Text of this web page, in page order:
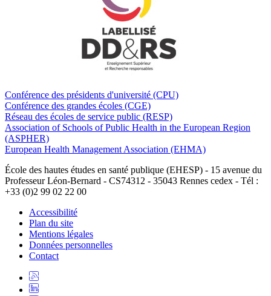
Conférence des présidents d'université (CPU)
Conférence des grandes écoles (CGE)
Réseau des écoles de service public (RESP)
Association of Schools of Public Health in the European Region
(ASPHER)
European Health Management Association (EHMA)
École des hautes études en santé publique (EHESP) - 15 avenue du
Professeur Léon-Bernard - CS74312 - 35043 Rennes cedex - Tél :
+33 (0)2 99 02 22 00
Accessibilité
Plan du site
Mentions légales
Données personnelles
Contact